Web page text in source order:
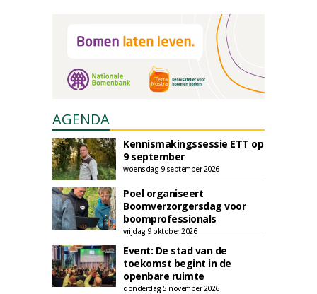
AGENDA
Kennismakingssessie ETT op
9 september
woensdag 9 september 2026
Poel organiseert
Boomverzorgersdag voor
boomprofessionals
vrijdag 9 oktober 2026
Event: De stad van de
toekomst begint in de
openbare ruimte
donderdag 5 november 2026